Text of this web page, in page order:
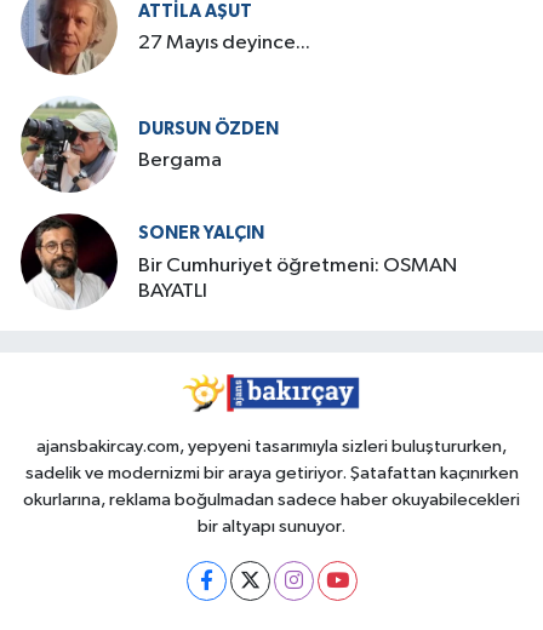
ATTILA AŞUT
27 Mayıs deyince...
DURSUN ÖZDEN
Bergama
SONER YALÇIN
Bir Cumhuriyet öğretmeni: OSMAN
BAYATLI
ajansbakircay.com, yepyeni tasarımıyla sizleri buluştururken,
sadelik ve modernizmi bir araya getiriyor. Şatafattan kaçınırken
okurlarına, reklama boğulmadan sadece haber okuyabilecekleri
bir altyapı sunuyor.